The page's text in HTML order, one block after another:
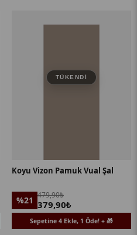
TÜKENDI
Koyu Vizon Pamuk Vual Şal
%21 479,90₺
379,90₺
Sepetine 4 Ekle, 1 Öde! + 🎁